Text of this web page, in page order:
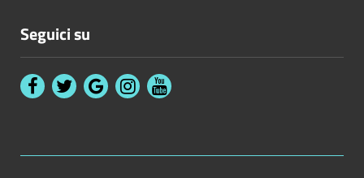
Seguici su